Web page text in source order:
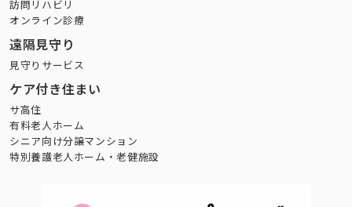
訪問リハビリ
オンライン診療
遠隔見守り
見守りサービス
ケア付き住まい
サ高住
有料老人ホーム
シニア向け分譲マンション
特別養護老人ホーム・老健施設